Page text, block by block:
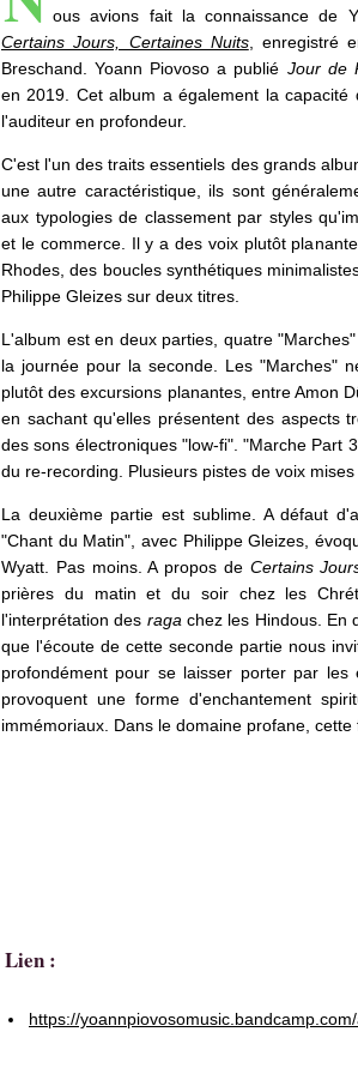
ous avions fait la connaissance de
Certains Jours, Certaines Nuits, enregistré
Breschand. Yoann Piovoso a publié Jour de
en 2019. Cet album a également la capacité
l'auditeur en profondeur.
C'est l'un des traits essentiels des grands
une autre caractéristique, ils sont
aux typologies de classement par styles
et le commerce. Il y a des voix plutôt
Rhodes, des boucles synthétiques
Philippe Gleizes sur deux titres.
L'album est en deux parties, quatre
la journée pour la seconde. Les "Marches"
plutôt des excursions planantes, entre Amon
en sachant qu'elles présentent des aspects
des sons électroniques "low-fi". "Marche Part
du re-recording. Plusieurs pistes de voix
La deuxième partie est sublime. A défaut
"Chant du Matin", avec Philippe Gleizes,
Wyatt. Pas moins. A propos de Certains
prières du matin et du soir chez les
l'interprétation des raga chez les Hindous. En
que l'écoute de cette seconde partie nous
profondément pour se laisser porter par les
provoquent une forme d'enchantement
immémoriaux. Dans le domaine profane,
Lien :
https://